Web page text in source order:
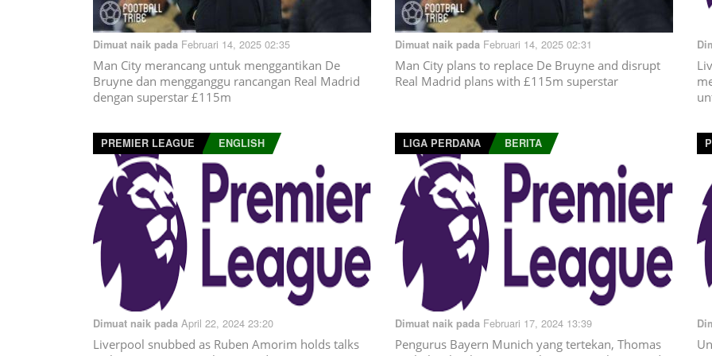
Dimuat naik pada Februari 14, 2025 02:35
Man City merancang untuk menggantikan De
Bruyne dan mengganggu rancangan Real Madrid
dengan superstar £115m
Dimuat naik pada Februari 14, 2025 02:31
Man City plans to replace De Bruyne and disrupt
Real Madrid plans with £115m superstar
PREMIER LEAGUE ENGLISH
Dimuat naik pada April 22, 2024 23:20
Liverpool snubbed as Ruben Amorim holds talks
LIGA PERDANA BERITA
Dimuat naik pada Februari 17, 2024 13:39
Pengurus Bayern Munich yang tertekan, Thomas